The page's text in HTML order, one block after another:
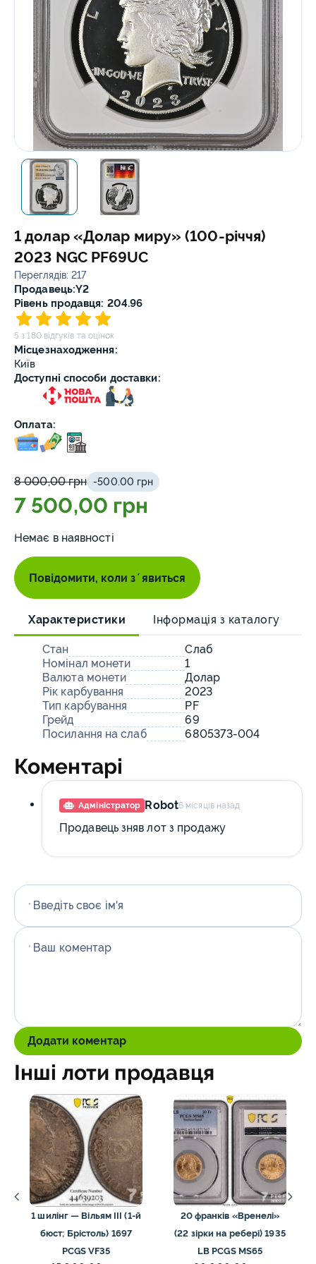
1 долар «Долар миру» (100-річчя)
2023 NGC PF69UC
Переглядів: 217
Продавець:Y2
Рівень продавця: 204.96
5 з 180 відгуків та оцінок
Місцезнаходження:
Київ
Доступні способи доставки:
Оплата:
8 000,00 грн -500.00 грн
7 500,00 грн
Немає в наявності
Повідомити, коли зʼявиться
Характеристики Інформація з каталогу
Стан
Слаб
Номінал монети
1
Валюта монети
Долар
Рік карбування
2023
Тип карбування
PF
Грейд
69
Посилання на слаб
6805373-004
Коментарі
Адміністратор Robot6 місяців назад
Продавець зняв лот з продажу
* Введіть своє ім'я
* Ваш коментар
Додати коментар
Інші лоти продавця
1 шилінг — Вільям III (1-й
бюст; Брістоль) 1697
PCGS VF35
20 франків «Вренелі»
(22 зірки на ребері) 1935
LB PCGS MS65